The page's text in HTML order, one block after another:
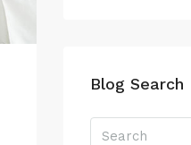
Blog Search